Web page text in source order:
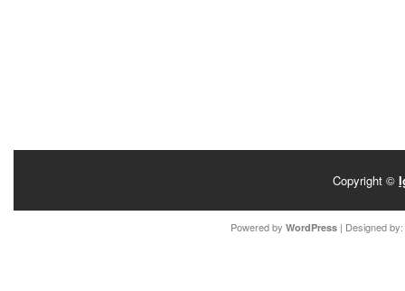
Copyright ©
Powered by WordPress| Designed by: